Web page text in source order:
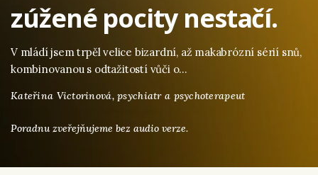
zúžené pocity nestačí.
V mládí jsem trpěl velice bizardní, až makabrózní sérií snů,
kombinovanou s odtažitostí vůči o…
Kateřina Victorinová,psychiatr a psychoterapeut
Poradnu zveřejňujeme bez audio verze.